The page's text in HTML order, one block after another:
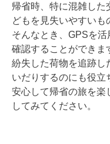
帰省時、特に混雑した
どもを見失いやすいも
そんなとき、GPSを
確認することができま
紛失した荷物を追跡し
いだりするのにも役立
安心して帰省の旅を楽
してみてください。